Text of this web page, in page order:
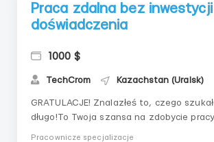
Praca zdalna bez
doświadczenia
1000 $
TechCrom Kazachstan (Uralsk)
GRATULACJE! Znalazłeś to, czego
długo!To Twoja szansa na zdobycie
Pracownicze specjalizacje